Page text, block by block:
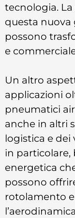
tecnologia. La
questa
possono
e
Un altro
applicazioni
pneumatici
anche in altri
logistica e dei
in particolare,
energetica
possono
rotolamento